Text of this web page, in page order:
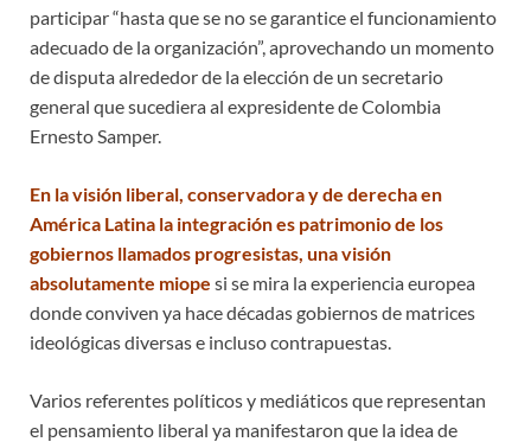
participar “hasta que se no se garantice el funcionamiento
adecuado de la organización”, aprovechando un momento
de disputa alrededor de la elección de un secretario
general que sucediera al expresidente de Colombia
Ernesto Samper.
En la visión liberal, conservadora y de derecha en
América Latina la integración es patrimonio de los
gobiernos llamados progresistas, una visión
absolutamente miope si se mira la experiencia europea
donde conviven ya hace décadas gobiernos de matrices
ideológicas diversas e incluso contrapuestas.
Varios referentes políticos y mediáticos que representan
el pensamiento liberal ya manifestaron que la idea de